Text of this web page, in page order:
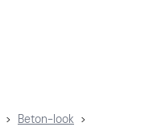
> Beton-look >